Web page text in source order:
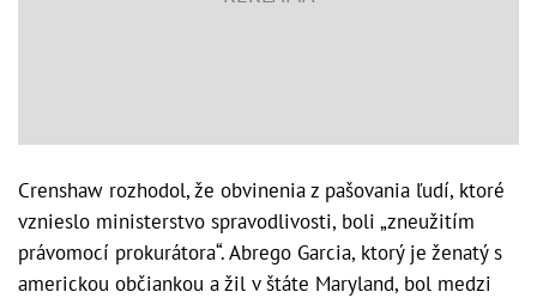
Crenshaw rozhodol, že obvinenia z pašovania ľudí, ktoré
vznieslo ministerstvo spravodlivosti, boli „zneužitím
právomocí prokurátora“. Abrego Garcia, ktorý je ženatý s
americkou občiankou a žil v štáte Maryland, bol medzi